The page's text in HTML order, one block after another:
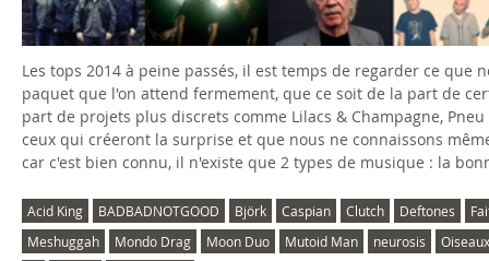
Les tops 2014 à peine passés, il est temps de regarder ce
paquet que l'on attend fermement, que ce soit de la part de
part de projets plus discrets comme Lilacs & Champagne,
ceux qui créeront la surprise et que nous ne connaissons
car c'est bien connu, il n'existe que 2 types de musique : la
Acid King BADBADNOTGOOD Björk Caspian Clutch Deftones
Meshuggah
Mondo Drag Moon Duo Mutoid Man neurosis